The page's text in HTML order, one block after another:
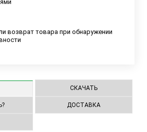
возврат товара при обнаружении
СКАЧАТЬ
ДОСТАВКА